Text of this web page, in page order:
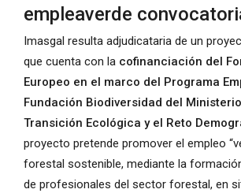
empleaverde
Imasgal resulta adjudicataria de un
que cuenta con la cofinanciación del
Europeo en el marco del Programa
Fundación Biodiversidad del
Transición Ecológica y el Reto
proyecto pretende promover el empleo
forestal sostenible, mediante la
de profesionales del sector forestal, en